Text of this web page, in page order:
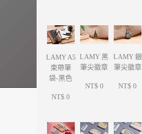
LAMY A5
束帶筆
袋-黑色
NT$ 0
LAMY 黑
筆尖徽章
NT$ 0
LAMY 銀
筆尖徽章
NT$ 0